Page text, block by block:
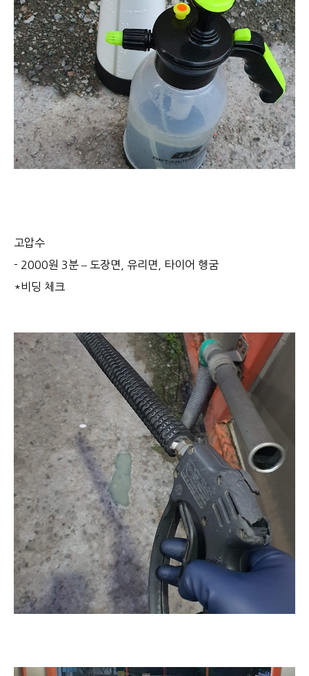
고압수
- 2000원 3분 – 도장면, 유리면, 타이어 헹굼
*비딩 체크